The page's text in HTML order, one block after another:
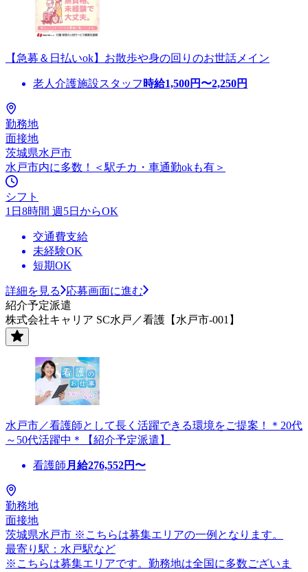
【急募＆日払いok】お散歩や身の回りのお世話メイン
老人介護施設スタッフ 時給1,500円〜2,250円
勤務地
面接地
茨城県水戸市
水戸市内に多数！＜駅チカ・車通勤okも有＞
シフト
1日8時間 週5日からOK
交通費支給
未経験OK
短期OK
詳細を見る
応募画面に進む
紹介予定派遣
株式会社キャリア SC水戸／看護【水戸市-001】
水戸市／看護師として長く活躍できる環境をご提案！＊20代
～50代活躍中＊【紹介予定派遣】
看護師 月給276,552円〜
勤務地
面接地
茨城県水戸市 ※こちらは募集エリアの一例となります。
最寄り駅：水戸駅など
※こちらは募集エリアです。勤務地は全国に多数ございま